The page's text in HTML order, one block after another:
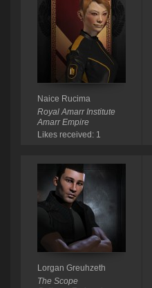
Naice Rucima
Royal Amarr Institute
Amarr Empire
Likes received: 1
Lorgan Greuhzeth
The Scope